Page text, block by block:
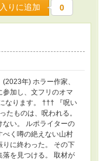
りに追加 0
(2023年) ホラー作家、
加し、文フリのオマ
なります。 ††† 『呪い
たものは、呪われる。
い。 ルポライターの
べく噂の絶えない山村
りに終わった。 その下
落を見つける。 取材が